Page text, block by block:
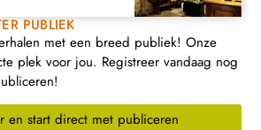
PUBLIEK
met een breed publiek! Onze
plek voor jou. Registreer vandaag nog
en start direct met publiceren